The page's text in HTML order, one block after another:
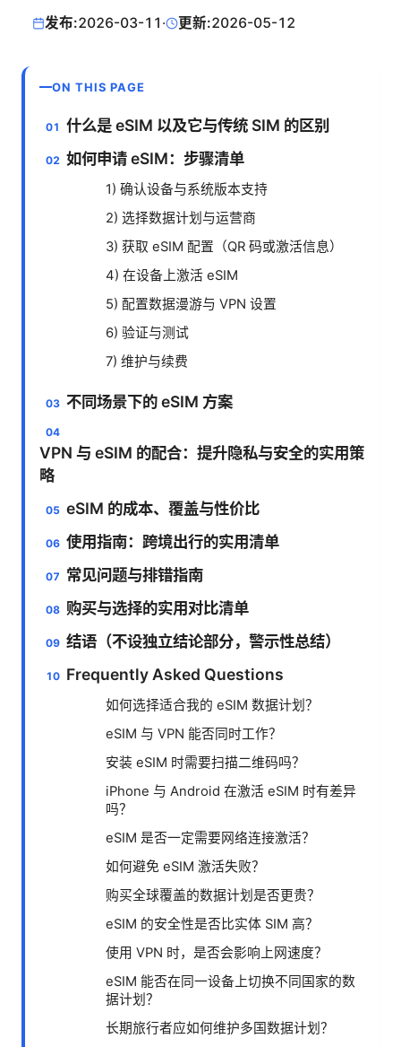
发布:2026-03-11 · 更新:2026-05-12
ON THIS PAGE
什么是 eSIM 以及它与传统 SIM 的区别
如何申请 eSIM：步骤清单
1) 确认设备与系统版本支持
2) 选择数据计划与运营商
3) 获取 eSIM 配置（QR 码或激活信息）
4) 在设备上激活 eSIM
5) 配置数据漫游与 VPN 设置
6) 验证与测试
7) 维护与续费
不同场景下的 eSIM 方案
VPN 与 eSIM 的配合：提升隐私与安全的实用策
略
eSIM 的成本、覆盖与性价比
使用指南：跨境出行的实用清单
常见问题与排错指南
购买与选择的实用对比清单
结语（不设独立结论部分，警示性总结）
Frequently Asked Questions
如何选择适合我的 eSIM 数据计划？
eSIM 与 VPN 能否同时工作？
安装 eSIM 时需要扫描二维码吗？
iPhone 与 Android 在激活 eSIM 时有差异
吗？
eSIM 是否一定需要网络连接激活？
如何避免 eSIM 激活失败？
购买全球覆盖的数据计划是否更贵？
eSIM 的安全性是否比实体 SIM 高？
使用 VPN 时，是否会影响上网速度？
eSIM 能否在同一设备上切换不同国家的数
据计划？
长期旅行者应如何维护多国数据计划？